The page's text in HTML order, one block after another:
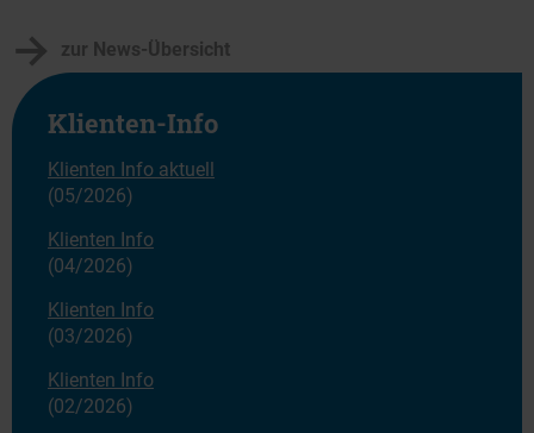
zur News-Übersicht
Klienten-Info
Klienten Info aktuell
(05/2026)
Klienten Info
(04/2026)
Klienten Info
(03/2026)
Klienten Info
(02/2026)